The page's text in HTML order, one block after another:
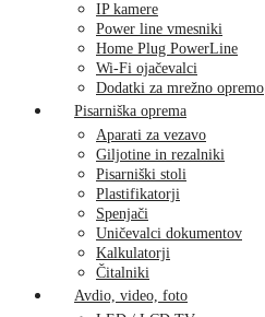
IP kamere
Power line vmesniki
Home Plug PowerLine
Wi-Fi ojačevalci
Dodatki za mrežno opremo
Pisarniška oprema
Aparati za vezavo
Giljotine in rezalniki
Pisarniški stoli
Plastifikatorji
Spenjači
Uničevalci dokumentov
Kalkulatorji
Čitalniki
Avdio, video, foto